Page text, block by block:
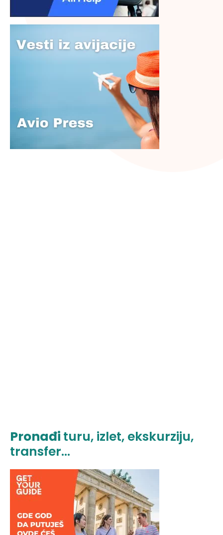
Pronađi turu, izlet, ekskurziju,
transfer...